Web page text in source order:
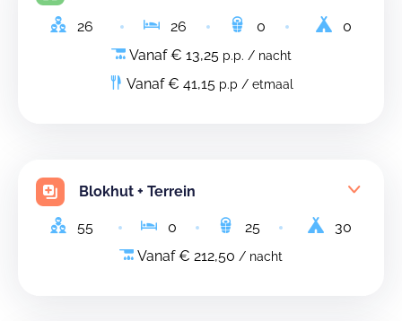
26 26 0
0
Vanaf € 13,25 p.p. / nacht
Vanaf € 41,15 p.p / etmaal
Blokhut + Terrein
55 0 25
30
Vanaf € 212,50 / nacht